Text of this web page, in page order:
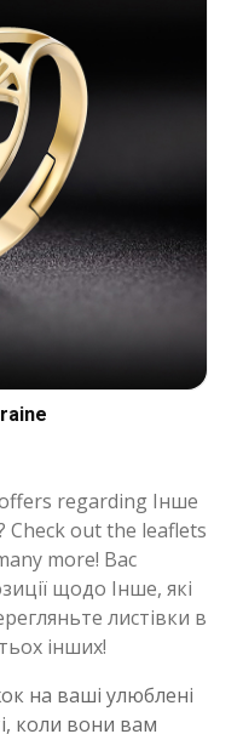
regarding Інше
Check out the leaflets
more! Вас
щодо Інше, які
листівки в
інших!
на ваші улюблені
коли вони вам